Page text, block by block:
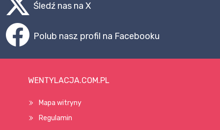
Śledź nas na X
Polub nasz profil na Facebooku
WENTYLACJA.COM.PL
Mapa witryny
Regulamin